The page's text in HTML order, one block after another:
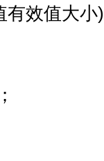
效值大小)